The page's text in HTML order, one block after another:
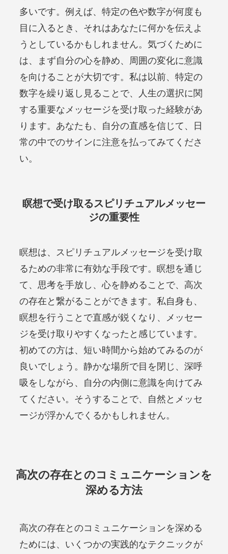
多いです。例えば、特定の色や数字が何度も
目に入るとき、それはあなたに何かを伝えよ
うとしているかもしれません。気づくために
は、まず自分の心を静め、周囲の変化に意識
を向けることが大切です。私は以前、特定の
数字を繰り返し見ることで、人生の選択に関
する重要なメッセージを受け取った経験があ
ります。あなたも、自分の直感を信じて、日
常の中でのサインに注意を払ってみてくださ
い。
瞑想で受け取るスピリチュアルメッセー
ジの重要性
瞑想は、スピリチュアルメッセージを受け取
るための非常に有効な手段です。瞑想を通じ
て、思考を手放し、心を静めることで、高次
の存在と繋がることができます。私自身も、
瞑想を行うことで直感が鋭くなり、メッセー
ジを受け取りやすくなったと感じています。
初めての方は、短い時間から始めてみるのが
良いでしょう。静かな場所で目を閉じ、深呼
吸をしながら、自分の内側に意識を向けてみ
てください。そうすることで、自然とメッセ
ージが浮かんでくるかもしれません。
高次の存在とのコミュニケーションを
深める方法
高次の存在とのコミュニケーションを深める
ためには、いくつかの実践的なテクニックが